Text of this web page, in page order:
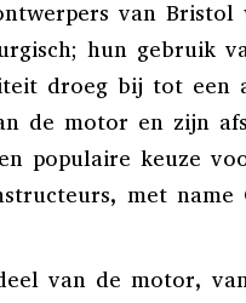
van Bristol
hun gebruik
droeg bij tot een
de motor en zijn
populaire keuze
met
van de motor,